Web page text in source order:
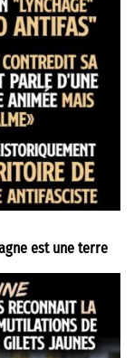
est une terre